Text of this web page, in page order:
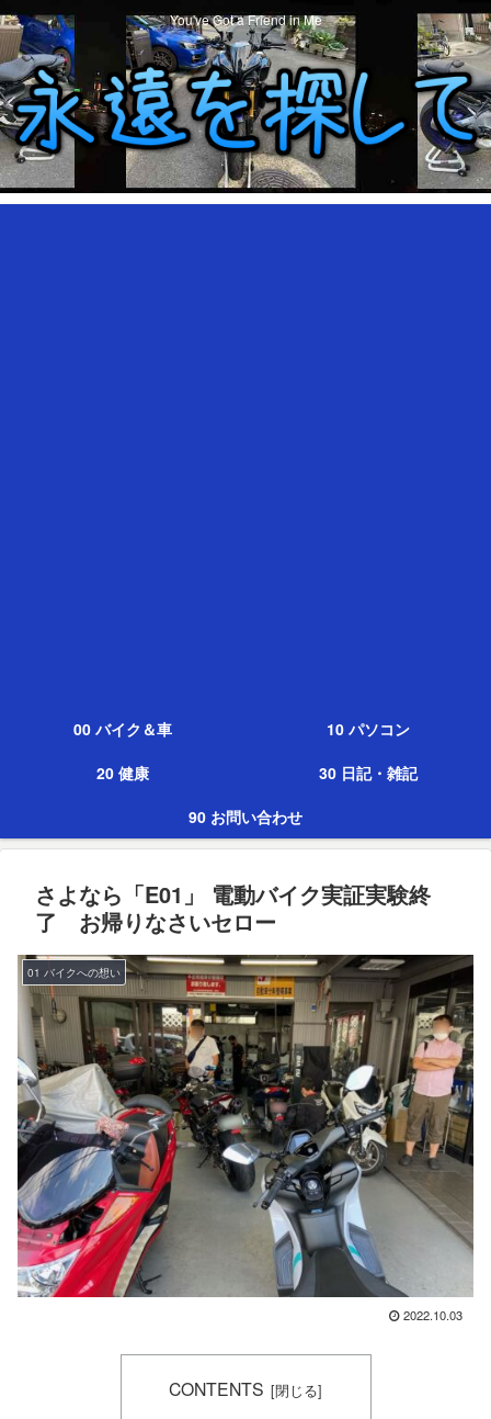
You've Got a Friend in Me
00 バイク＆車
10 パソコン
20 健康
30 日記・雑記
90 お問い合わせ
さよなら「E01」 電動バイク実証実験終
了 お帰りなさいセロー
01 バイクへの想い
2022.10.03
CONTENTS